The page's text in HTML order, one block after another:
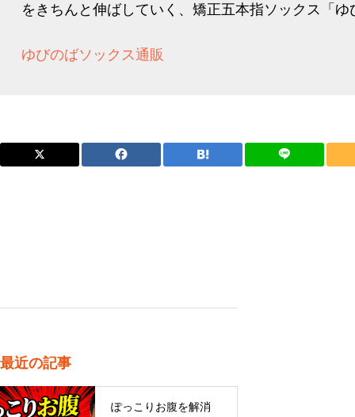
をきちんと伸ばしていく、矯正五本指ソックス「
ゆびのばソックス通販
最近の記事
ぽっこりお腹を解消